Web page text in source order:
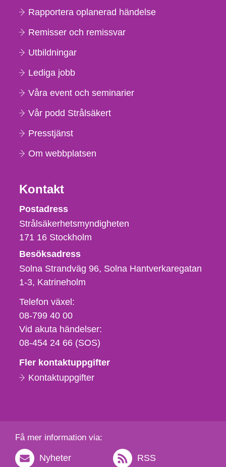
Rapportera oplanerad händelse
Remisser och remissvar
Utbildningar
Lediga jobb
Våra event och seminarier
Vår podd Strålsäkert
Presstjänst
Om webbplatsen
Kontakt
Strålsäkerhetsmyndigheten
Postadress
Strålsäkerhetsmyndigheten
171 16 Stockholm
Besöksadress
Solna Strandväg 96, Solna Hantverkaregatan
1-3 Katrineholm
Telefon,
fax
och
e-
Telefon växel:
08-799 40 00
Vid akuta händelser:
08-454 24 66 (SOS)
Fler kontaktuppgifter
Kontaktuppgifter
Få mer information via:
Nyheter RSS